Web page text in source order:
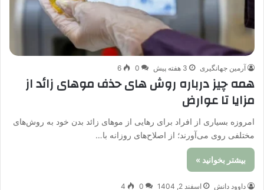
آرمین جهانگیری 3 هفته پیش 0
6
همه چیز درباره روش های حذف موهای زائد از
مزایا تا عوارض
امروزه بسیاری از افراد برای رهایی از موهای زائد بدن خود به روش‌های
مختلفی روی می‌آورند؛ از اصلاح‌های روزانه با…
بیشتر بخوانید »
داوود دانش اسفند 2, 1404 0
4